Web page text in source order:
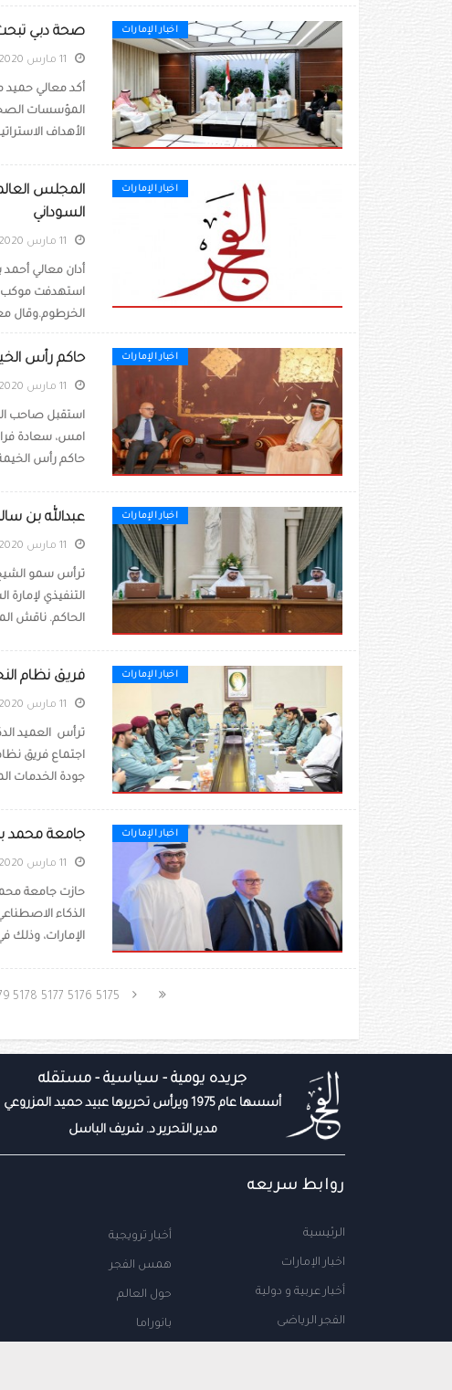
اخبار الإمارات صحة دبي تبحث
أكد معالي حميد
المؤسسات
الأهداف
اخبار الإمارات
المجلس
السوداني
أدان معالي
استهدفت موكب
الخرطوم.وقال
اخبار الإمارات حاكم رأس
استقبل صاحب
امس، سعادة
حاكم رأس
اخبار الإمارات عبدالله بن
ترأس سمو
التنفيذي
الحاكم. ناقش
اخبار الإمارات فريق نظام
ترأس العميد
اجتماع فريق
جودة الخدمات
اخبار الإمارات جامعة محمد بن
حازت جامعة
الذكاء
الإمارات، وذلك
5175
5176
5177
5178
جريده يومية - سياسية - مستقله
أسسها عام 1975 ويرأس تحريرها عبيد حميد المزروعي
مدير التحرير د. شريف الباسل
روابط سريعه
الرئيسية
اخبار الإمارات
أخبار عربية و دولية
الفجر الرياضى
أخبار ترويجية
همس الفجر
حول العالم
بانوراما